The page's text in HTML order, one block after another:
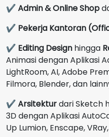
✔ Admin & Online Shop
✔ Pekerja Kantoran
✔ Editing Design hingga
Animasi dengan Aplikasi
LightRoom, AI, Adobe
Filmora, Blender, dan
✔ Arsitekturdari Sketch
3D dengan Aplikasi
Up Lumion, Enscape,